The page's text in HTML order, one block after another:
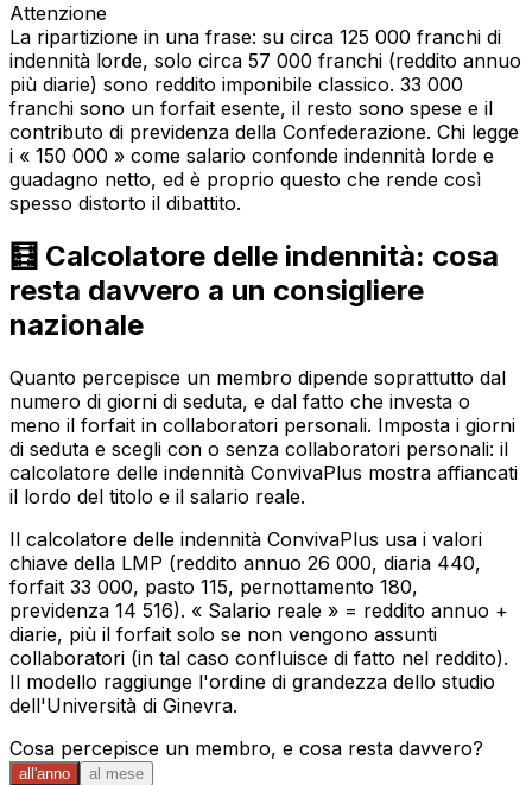
Attenzione
La ripartizione in una frase: su circa 125 000 franchi di
indennità lorde, solo circa 57 000 franchi (reddito annuo
più diarie) sono reddito imponibile classico. 33 000
franchi sono un forfait esente, il resto sono spese e il
contributo di previdenza della Confederazione. Chi legge
i « 150 000 » come salario confonde indennità lorde e
guadagno netto, ed è proprio questo che rende così
spesso distorto il dibattito.
🧮 Calcolatore delle indennità: cosa
resta davvero a un consigliere
nazionale
Quanto percepisce un membro dipende soprattutto dal
numero di giorni di seduta, e dal fatto che investa o
meno il forfait in collaboratori personali. Imposta i giorni
di seduta e scegli con o senza collaboratori personali: il
calcolatore delle indennità ConvivaPlus mostra affiancati
il lordo del titolo e il salario reale.
Il calcolatore delle indennità ConvivaPlus usa i valori
chiave della LMP (reddito annuo 26 000, diaria 440,
forfait 33 000, pasto 115, pernottamento 180,
previdenza 14 516). « Salario reale » = reddito annuo +
diarie, più il forfait solo se non vengono assunti
collaboratori (in tal caso confluisce di fatto nel reddito).
Il modello raggiunge l'ordine di grandezza dello studio
dell'Università di Ginevra.
Cosa percepisce un membro, e cosa resta davvero?
all'anno al mese